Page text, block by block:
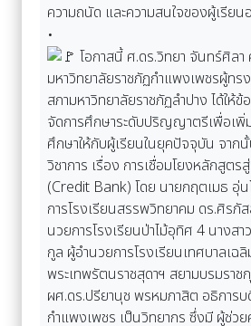
ความถนัด และความสนใจของผู้เรีย
•
โอกาสนี้ ศ.ดร.วิทยา จันทร์ศิล
มหาวิทยาลัยราชภัฏกำแพงเพชรผู้ท
สภามหาวิทยาลัยราชภัฏลำปาง ได้ให้ข้
จัดการศึกษาระดับปริญญาตรีเพื่อเพิ่
ศึกษาให้กับผู้เรียนในยุคปัจจุบัน จากนั้
วิชาการ เรื่อง การเชื่อมโยงหลักสูต
(Credit Bank) โดย นายกฤตเมธ อุ่
การโรงเรียนสรรพวิทยาคม ดร.ศิรภั
นวยการโรงเรียนป่าไม้อุทิศ 4 นางส
กูล ผู้อํานวยการโรงเรียนเทศบาลเฉ
พระเทพรัตนราชสุดาฯ สยามบรมราช
ผศ.ดร.ปรียานุช พรหมภาสิต อธิการบ
กำแพงเพชร เป็นวิทยากร ซึ่งมี ผู้ช่ว